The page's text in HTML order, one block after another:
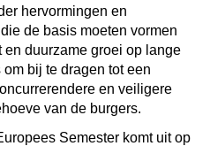
hervormingen en
de basis moeten vormen
duurzame groei op lange
bij te dragen tot een
en veiligere
van de burgers.
Semester komt uit op